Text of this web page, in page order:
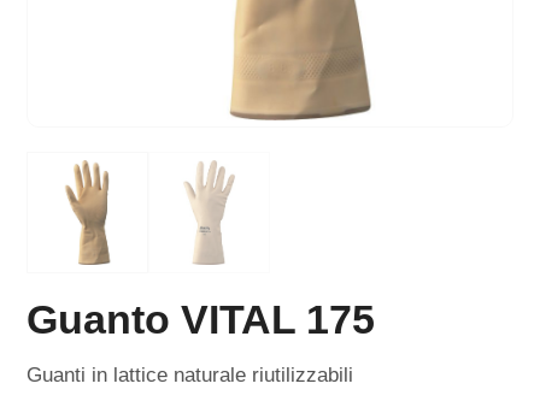
Guanto VITAL 175
Guanti in lattice naturale riutilizzabili